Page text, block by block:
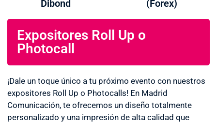
Dibond (Forex)
Expositores Roll Up o
Photocall
¡Dale un toque único a tu próximo evento con nuestros
expositores Roll Up o Photocalls! En Madrid
Comunicación, te ofrecemos un diseño totalmente
personalizado y una impresión de alta calidad que